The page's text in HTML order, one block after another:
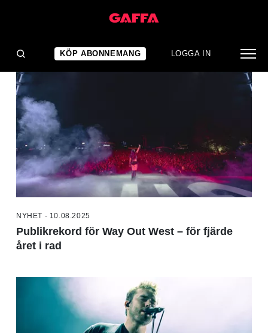
KÖP ABONNEMANG LOGGA IN
NYHET - 10.08.2025
Publikrekord för Way Out West – för fjärde
året i rad